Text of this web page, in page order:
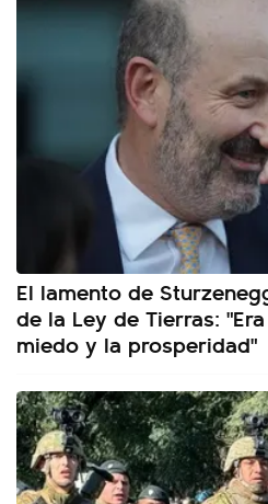
El lamento de
de la Ley de Tierras:
miedo y la prosperidad"